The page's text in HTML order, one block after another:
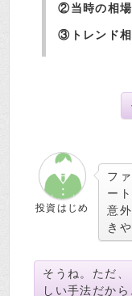
②当時の相場
③トレンド
投資はじめ
フ
ー
意
き
そうね。ただ
しい手法だか